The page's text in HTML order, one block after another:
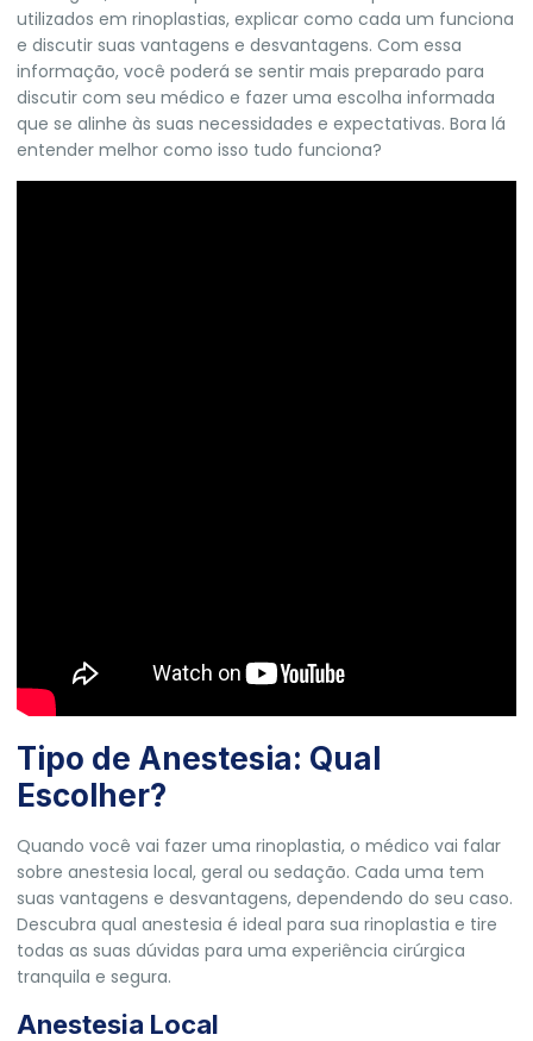
utilizados em rinoplastias, explicar como cada um funciona
e discutir suas vantagens e desvantagens. Com essa
informação, você poderá se sentir mais preparado para
discutir com seu médico e fazer uma escolha informada
que se alinhe às suas necessidades e expectativas. Bora lá
entender melhor como isso tudo funciona?
Tipo de Anestesia: Qual
Escolher?
Quando você vai fazer uma rinoplastia, o médico vai falar
sobre anestesia local, geral ou sedação. Cada uma tem
suas vantagens e desvantagens, dependendo do seu caso.
Descubra qual anestesia é ideal para sua rinoplastia e tire
todas as suas dúvidas para uma experiência cirúrgica
tranquila e segura.
Anestesia Local